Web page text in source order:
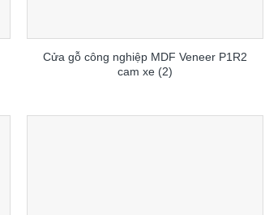
Cửa gỗ công nghiệp MDF Veneer P1R2
cam xe (2)